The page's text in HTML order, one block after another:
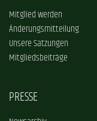
Mitglied werden
Änderungsmitteilung
Unsere Satzungen
Mitgliedsbeiträge
PRESSE